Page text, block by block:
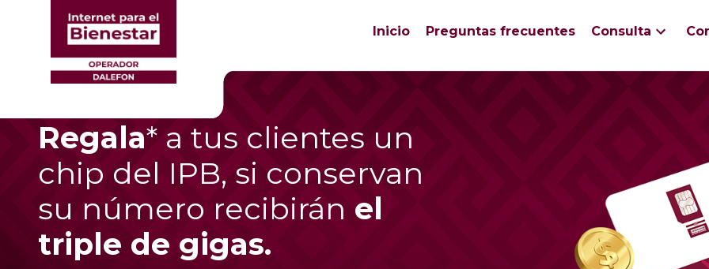
Inicio Preguntas frecuentes Consulta
Regala* a tus clientes un
chip del IPB, si conservan
su número recibirán el
triple de gigas.